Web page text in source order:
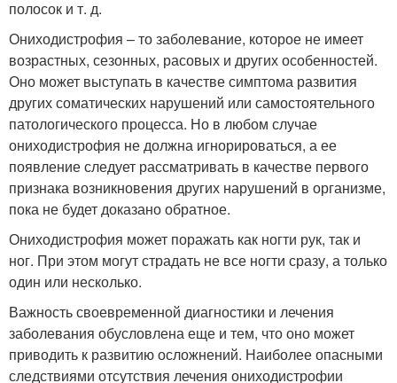
полосок и т. д.
Ониходистрофия – то заболевание, которое не имеет
возрастных, сезонных, расовых и других особенностей.
Оно может выступать в качестве симптома развития
других соматических нарушений или самостоятельного
патологического процесса. Но в любом случае
ониходистрофия не должна игнорироваться, а ее
появление следует рассматривать в качестве первого
признака возникновения других нарушений в организме,
пока не будет доказано обратное.
Ониходистрофия может поражать как ногти рук, так и
ног. При этом могут страдать не все ногти сразу, а только
один или несколько.
Важность своевременной диагностики и лечения
заболевания обусловлена еще и тем, что оно может
приводить к развитию осложнений. Наиболее опасными
следствиями отсутствия лечения ониходистрофии